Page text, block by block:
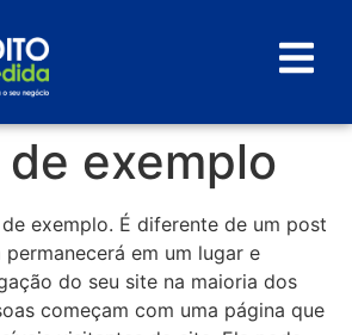
de exemplo
exemplo. É diferente de um post
em um lugar e
do seu site na maioria dos
começam com uma página que